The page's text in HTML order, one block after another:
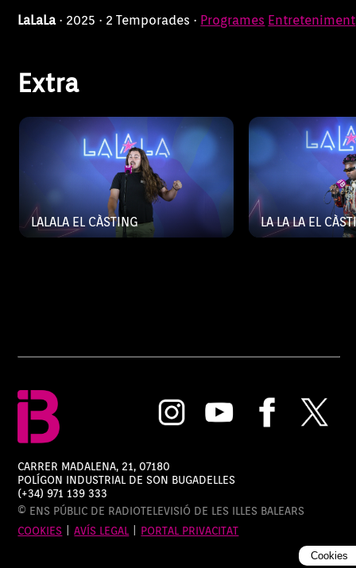
LaLaLa · 2025 · 2 Temporades · Programes Entreteniment
Extra
LALALA EL CÀSTING
talent desbordant i molt de cor.
LA LA LA EL
CARRER MADALENA, 21, 07180
POLÍGON INDUSTRIAL DE SON BUGADELLES
(+34) 971 139 333
© ENS PÚBLIC DE RADIOTELEVISIÓ DE LES ILLES BALEARS
COOKIES |AVÍS LEGAL PORTAL PRIVACITAT
Cookies